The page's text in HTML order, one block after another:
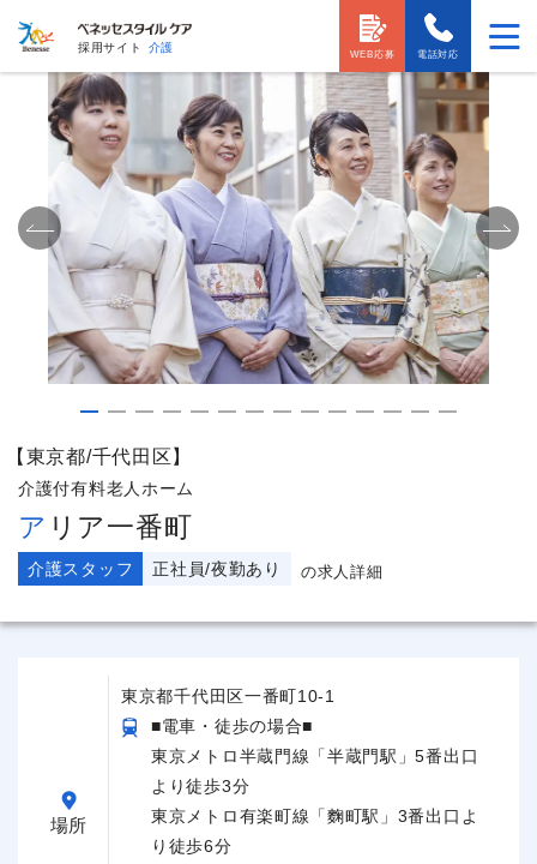
採用サイト 介護
電話対応
WEB応募
【東京都/千代田区】
介護付有料老人ホーム
アリア一番町
介護スタッフ 正社員/夜勤あり の求人詳細
場所
東京都千代田区一番町10-1
■電車・徒歩の場合■
東京メトロ半蔵門線「半蔵門駅」5番出口
より徒歩3分
東京メトロ有楽町線「麴町駅」3番出口よ
り徒歩6分